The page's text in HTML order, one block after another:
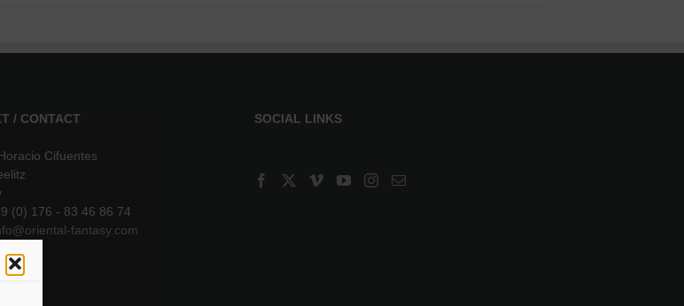
/ CONTACT
Cifuentes
(0) 176 - 83 46 86 74
fantasy.com
SOCIAL LINKS